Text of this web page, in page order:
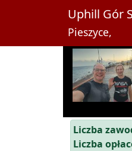
Uphill Gór
Pieszyce,
Liczba
Liczba